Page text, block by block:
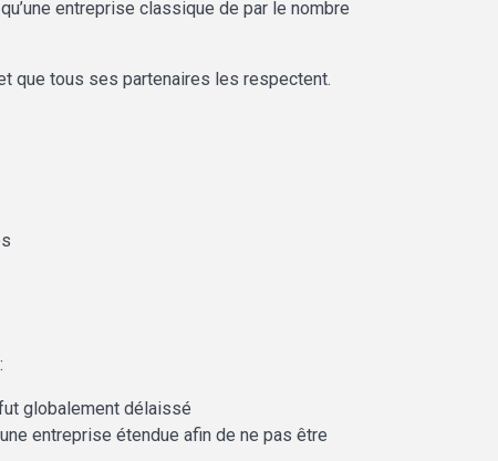
entreprise classique de par le nombre
que tous ses partenaires les respectent.
globalement délaissé
entreprise étendue afin de ne pas être